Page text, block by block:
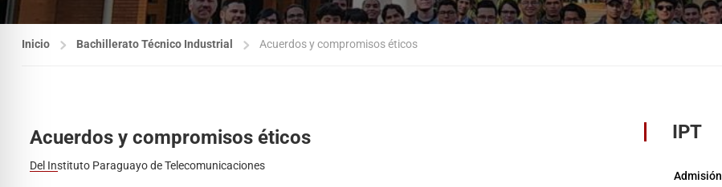
Inicio Bachillerato Técnico Industrial Acuerdos y compromisos éticos
Acuerdos y compromisos éticos
Del Instituto Paraguayo de Telecomunicaciones
IPT